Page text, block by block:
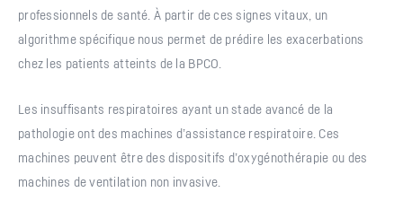
professionnels de santé. À partir de ces signes vitaux, un
algorithme spécifique nous permet de prédire les exacerbations
chez les patients atteints de la BPCO.
Les insuffisants respiratoires ayant un stade avancé de la
pathologie ont des machines d’assistance respiratoire. Ces
machines peuvent être des dispositifs d’oxygénothérapie ou des
machines de ventilation non invasive.